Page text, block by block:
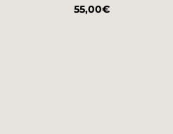
55,00€